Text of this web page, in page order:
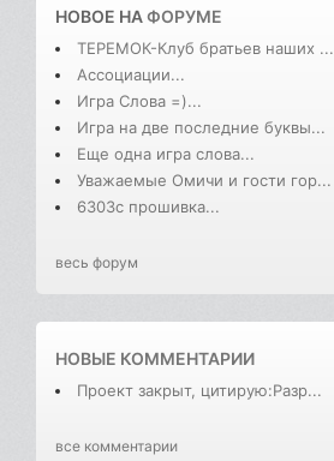
НОВОЕ НАФОРУМЕ
ТЕРЕМОК-Клуб братьев наших ...
Ассоциации...
Игра Слова =)...
Игра на две последние буквы...
Еще одна игра слова...
Уважаемые Омичи и гости гор...
6303с прошивка...
весь форум
НОВЫЕ КОММЕНТАРИИ
Проект закрыт, цитирую:Разр...
все комментарии